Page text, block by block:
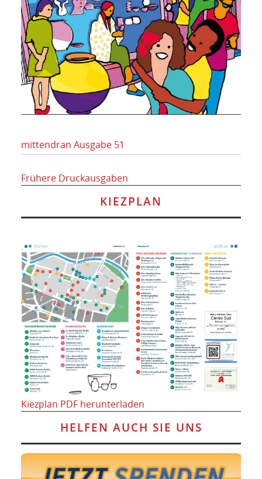
mittendran Ausgabe 51
Frühere Druckausgaben
KIEZPLAN
Kiezplan PDF herunterladen
HELFEN AUCH SIE UNS